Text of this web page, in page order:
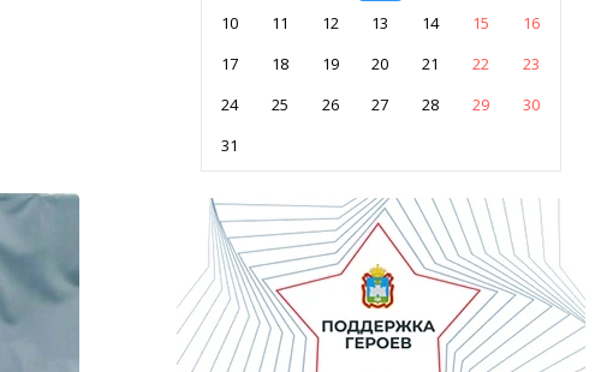
10
11 12 13 14 15
16
17
18 19 20 21 22
23
24
25 26 27 28 29
30
31